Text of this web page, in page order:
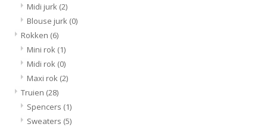
Midi jurk (2)
Blouse jurk (0)
Rokken (6)
Mini rok (1)
Midi rok (0)
Maxi rok (2)
Truien (28)
Spencers (1)
Sweaters (5)